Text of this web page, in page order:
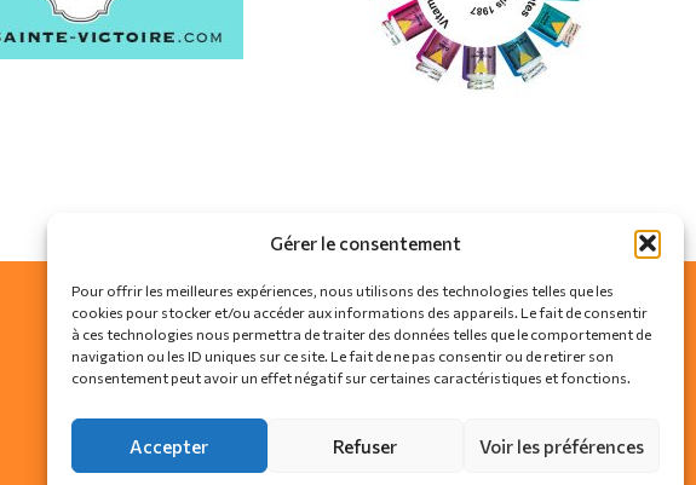
Gérer le consentement
Pour offrir les meilleures expériences, nous utilisons des technologies telles que les
cookies pour stocker et/ou accéder aux informations des appareils. Le fait de consentir
à ces technologies nous permettra de traiter des données telles que le comportement de
navigation ou les ID uniques sur ce site. Le fait de ne pas consentir ou de retirer son
consentement peut avoir un effet négatif sur certaines caractéristiques et fonctions.
Accepter Refuser Voir les préférences
SUIVEZ-NOUS SUR